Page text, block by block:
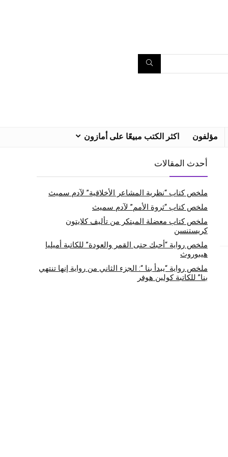
مؤلفون اكثر الكتب مبيعًا على أمازون
أحدث المقالات
ملخص كتاب “نظرية المشاعر الأخلاقية” لآدم سميث
ملخص كتاب “ثروة الأمم” لآدم سميث
ملخص كتاب معضلة المبتكر من تأليف كلايتون
كريستنسن
ملخص رواية “أحبك حتى القمر والعودة” للكاتبة أميليا
هيبوروث
ملخص رواية “يبدأ بنا “: الجزء الثاني من رواية إنها تنتهي
بنا” للكاتبة كولين هوفر